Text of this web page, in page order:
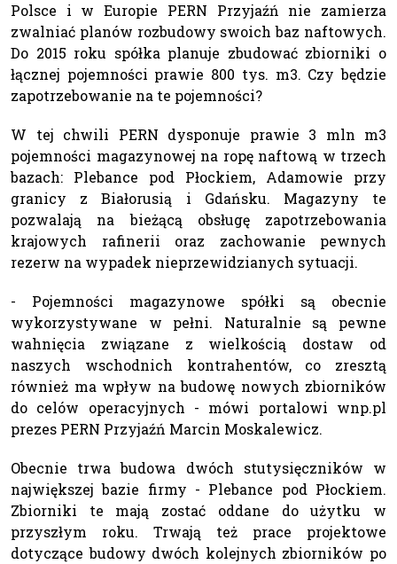
Polsce i w Europie PERN Przyjaźń nie zamierza
zwalniać planów rozbudowy swoich baz naftowych.
Do 2015 roku spółka planuje zbudować zbiorniki o
łącznej pojemności prawie 800 tys. m3. Czy będzie
zapotrzebowanie na te pojemności?
W tej chwili PERN dysponuje prawie 3 mln m3
pojemności magazynowej na ropę naftową w trzech
bazach: Plebance pod Płockiem, Adamowie przy
granicy z Białorusią i Gdańsku. Magazyny te
pozwalają na bieżącą obsługę zapotrzebowania
krajowych rafinerii oraz zachowanie pewnych
rezerw na wypadek nieprzewidzianych sytuacji.
- Pojemności magazynowe spółki są obecnie
wykorzystywane w pełni. Naturalnie są pewne
wahnięcia związane z wielkością dostaw od
naszych wschodnich kontrahentów, co zresztą
również ma wpływ na budowę nowych zbiorników
do celów operacyjnych - mówi portalowi wnp.pl
prezes PERN Przyjaźń Marcin Moskalewicz.
Obecnie trwa budowa dwóch stutysięczników w
największej bazie firmy - Plebance pod Płockiem.
Zbiorniki te mają zostać oddane do użytku w
przyszłym roku. Trwają też prace projektowe
dotyczące budowy dwóch kolejnych zbiorników po